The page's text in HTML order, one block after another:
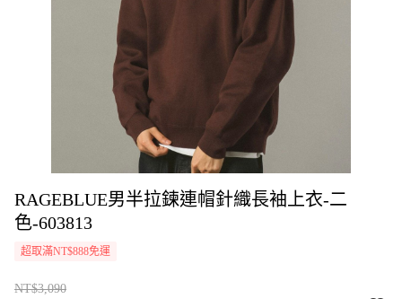
RAGEBLUE男半拉鍊連帽針織長袖上衣-二
色-603813
超取滿NT$888免運
NT$3,090